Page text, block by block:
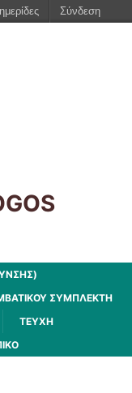
ΣΥΜΠΛΈΚΤΗ
ΤΕΥΧΗ
Σύνδεση